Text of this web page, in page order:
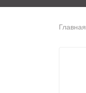
Главная